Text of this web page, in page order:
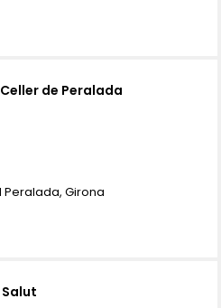
de Peralada
Peralada, Girona